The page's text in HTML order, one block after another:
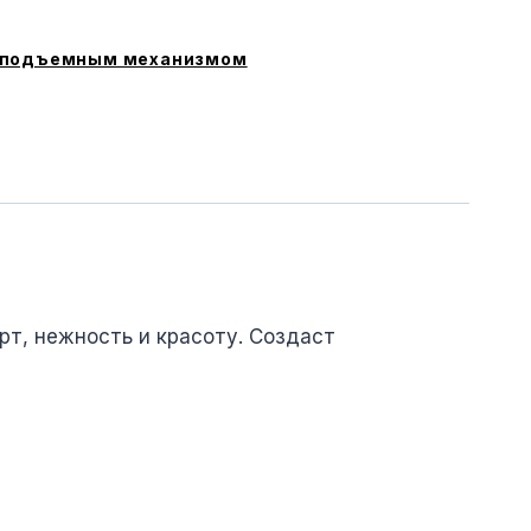
механизмом
нежность и красоту. Создаст